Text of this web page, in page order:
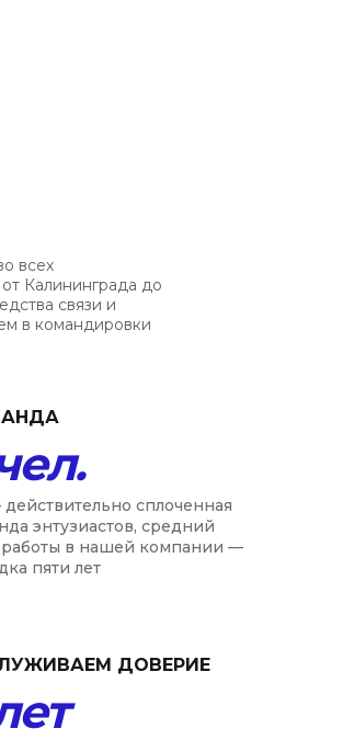
всех
Калининграда до
связи и
в командировки
сплоченная
энтузиастов, средний
работы в нашей компании —
пяти лет
ДОВЕРИЕ